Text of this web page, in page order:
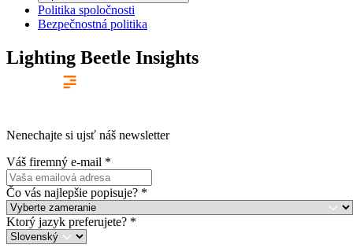
Politika spoločnosti
Bezpečnostná politika
Lighting Beetle Insights
Nenechajte si ujsť náš newsletter
Váš firemný e-mail *
Čo vás najlepšie popisuje? *
Ktorý jazyk preferujete? *